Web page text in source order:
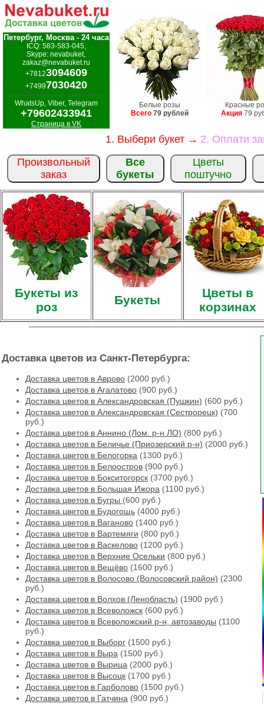
Петербург, Москва - 24 часа
ICQ: 583-583-045,
Skype: nevabuket,
zakaz@nevabuket.ru
+78123094609
+74997030420
WhatsUp, Viber, Telegram
+79602433941
Страница в VK
Белые розы
Всего 79 рублей
Красные
Акция 79
1. Выбери букет → 2. Оплати
Произвольный
заказ
Все
букеты
Цветы
поштучно
Букеты из
роз
Букеты
Цветы в
корзинах
Доставка цветов из Санкт-Петербурга:
Доставка цветов в Аврово (2000 руб.)
Доставка цветов в Агалатово (900 руб.)
Доставка цветов в Александровская (Пушкин) (600 руб.)
Доставка цветов в Александровская (Сестрорецк) (700
руб.)
Доставка цветов в Аннино (Лом. р-н ЛО) (800 руб.)
Доставка цветов в Беличье (Приозерский р-н) (2000 руб.)
Доставка цветов в Белогорка (1300 руб.)
Доставка цветов в Белоостров (900 руб.)
Доставка цветов в Бокситогорск (3700 руб.)
Доставка цветов в Большая Ижора (1100 руб.)
Доставка цветов в Бугры (600 руб.)
Доставка цветов в Будогощь (4000 руб.)
Доставка цветов в Ваганово (1400 руб.)
Доставка цветов в Вартемяги (800 руб.)
Доставка цветов в Васкелово (1200 руб.)
Доставка цветов в Верхние Осельки (800 руб.)
Доставка цветов в Вещёво (1600 руб.)
Доставка цветов в Волосово (Волосовский район) (2300
руб.)
Доставка цветов в Волхов (Ленобласть) (1900 руб.)
Доставка цветов в Всеволожск (600 руб.)
Доставка цветов в Всеволожский р-н, автозаводы (1100
руб.)
Доставка цветов в Выборг (1500 руб.)
Доставка цветов в Выра (1500 руб.)
Доставка цветов в Вырица (2000 руб.)
Доставка цветов в Высоцк (1700 руб.)
Доставка цветов в Гарболово (1500 руб.)
Доставка цветов в Гатчина (900 руб.)